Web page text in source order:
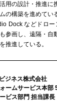
用の設計・推進に
の構築を進めてい
Dock などドロ
参画し、遠隔・自
推進している。
ジネス株式会社
ームサービス本部
ビス部門 担当課長